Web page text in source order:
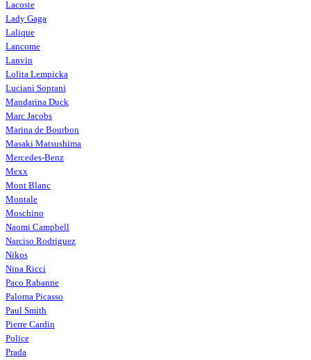
Lacoste
Lady Gaga
Lalique
Lancome
Lanvin
Lolita Lempicka
Luciani Soprani
Mandarina Duck
Marc Jacobs
Marina de Bourbon
Masaki Matsushima
Mercedes-Benz
Mexx
Mont Blanc
Montale
Moschino
Naomi Campbell
Narciso Rodriguez
Nikos
Nina Ricci
Paco Rabanne
Paloma Picasso
Paul Smith
Pierre Cardin
Police
Prada